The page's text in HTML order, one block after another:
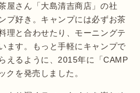
屋さん「大島清吉商店」の社
プ好き。キャンプには必ずお茶
理と合わせたり、モーニングテ
ます。もっと手軽にキャンプで
えるように、2015年に「CAMP
クを発売しました。